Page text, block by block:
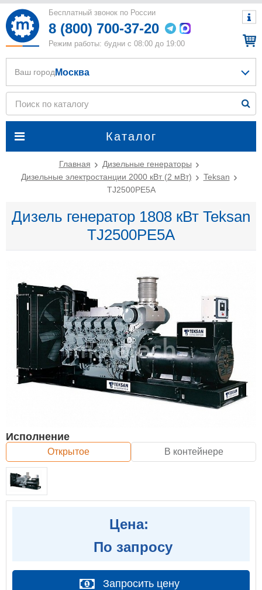
Бесплатный звонок по России
8 (800) 700-37-20
Режим работы: будни с 08:00 до 19:00
Каталог
Ваш город Москва
Главная
Дизельные генераторы
Дизельные электростанции 2000 кВт (2 мВт)
Teksan
TJ2500PE5A
Дизель генератор 1808 кВт Teksan
TJ2500PE5A
Исполнение
Открытое В контейнере
Цена:
По запросу
Запросить цену